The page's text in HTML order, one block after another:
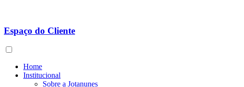
Espaço do Cliente
Home
Institucional
Sobre a Jotanunes